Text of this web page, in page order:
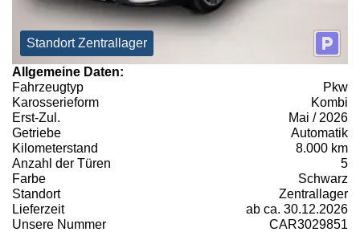
Standort Zentrallager
Allgemeine Daten:
Fahrzeugtyp
Pkw
Karosserieform
Kombi
Erst-Zul.
Mai / 2026
Getriebe
Automatik
Kilometerstand
8.000 km
Anzahl der Türen
5
Farbe
Schwarz
Standort
Zentrallager
Lieferzeit
ab ca. 30.12.2026
Unsere Nummer
CAR3029851